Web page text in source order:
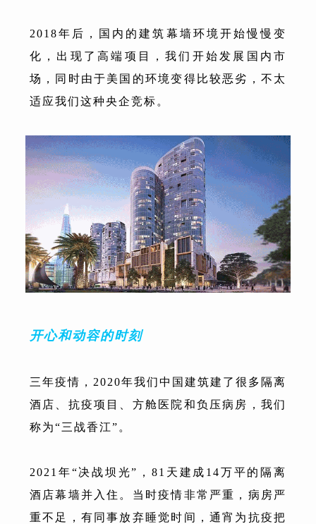
2018年后，国内的建筑幕墙环境开始慢慢变
化，出现了高端项目，我们开始发展国内市
场，同时由于美国的环境变得比较恶劣，不太
适应我们这种央企竞标。
开心和动容的时刻
三年疫情，2020年我们中国建筑建了很多隔离
酒店、抗疫项目、方舱医院和负压病房，我们
称为“三战香江”。
2021年“决战坝光”，81天建成14万平的隔离
酒店幕墙并入住。当时疫情非常严重，病房严
重不足，有同事放弃睡觉时间，通宵为抗疫把